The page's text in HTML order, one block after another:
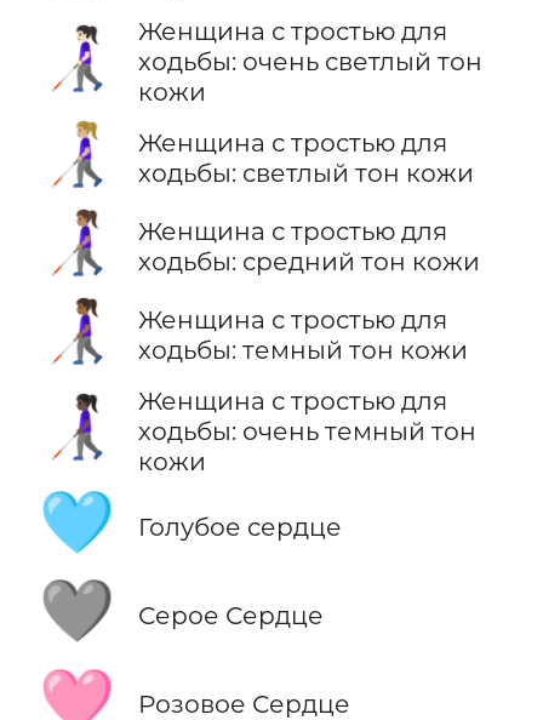
👩🏻‍🦯
Женщина с тростью для
ходьбы: очень светлый тон
кожи
👩🏼‍🦯
Женщина с тростью для
ходьбы: светлый тон кожи
👩🏽‍🦯
Женщина с тростью для
ходьбы: средний тон кожи
👩🏾‍🦯
Женщина с тростью для
ходьбы: темный тон кожи
👩🏿‍🦯
Женщина с тростью для
ходьбы: очень темный тон
кожи
🩵 Голубое сердце
🩶 Серое Сердце
🩷 Розовое Сердце